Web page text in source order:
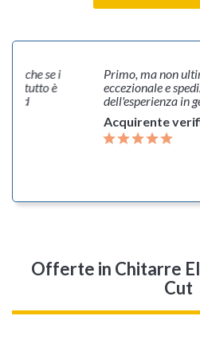
se i
tutto è
Primo, ma non
eccezionale e
dell'esperienza in
Acquirente
Offerte in Chitarre
Cut